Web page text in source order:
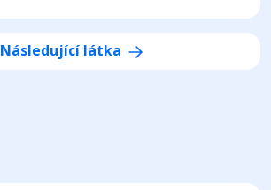
Následující látka